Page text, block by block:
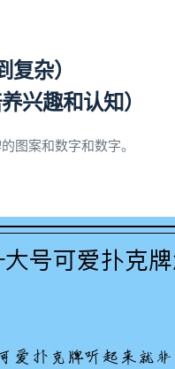
杂）
兴趣和认知）
图案和数字和数字。